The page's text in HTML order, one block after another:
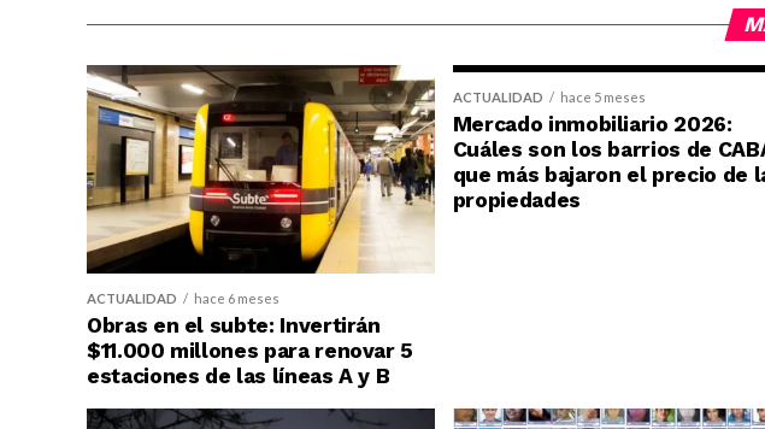
ACTUALIDAD hace 6 meses
Obras en el subte: Invertirán
$11.000 millones para renovar 5
estaciones de las líneas A y B
ACTUALIDAD hace 5 meses
Mercado inmobiliario 2026:
Cuáles son los barrios de
que más bajaron el precio de
propiedades